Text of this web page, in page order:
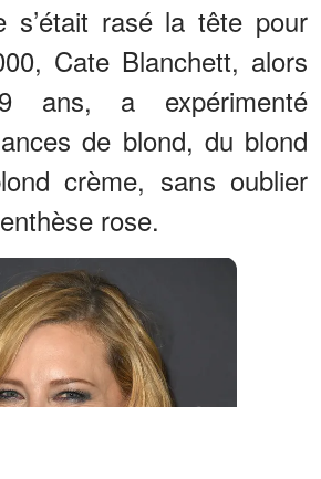
s’était rasé la tête pour
Cate Blanchett, alors
ans, a expérimenté
de blond, du blond
crème, sans oublier
rose.